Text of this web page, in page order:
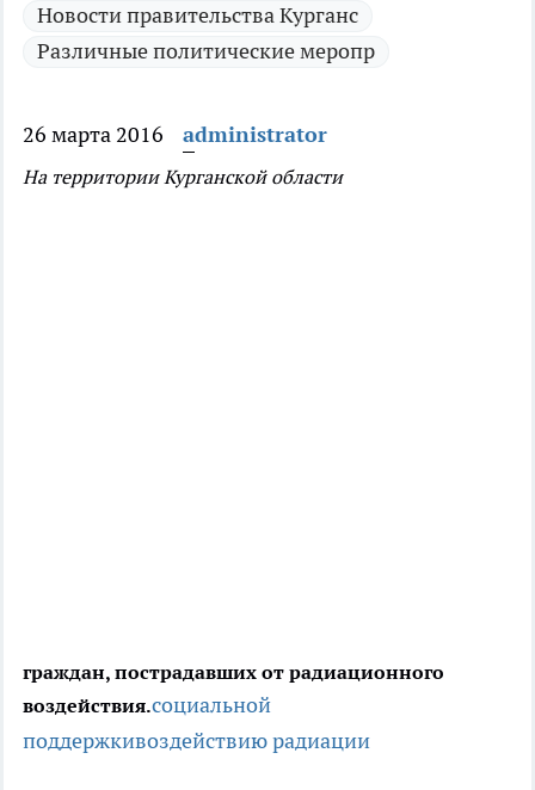
Новости правительства Курганс
Различные политические меропр
26 марта 2016 administrator
На территории Курганской области
граждан, пострадавших от радиационного
воздействия.социальной
поддержкивоздействию радиации